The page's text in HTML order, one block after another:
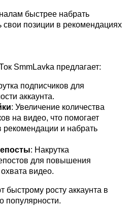
быстрее набрать
свои позиции в рекомендациях
SmmLavka предлагает:
подписчиков для
аккаунта.
: Увеличение количества
на видео, что помогает
рекомендации и набрать
: Накрутка
для повышения
видео.
быстрому росту аккаунта в
популярности.